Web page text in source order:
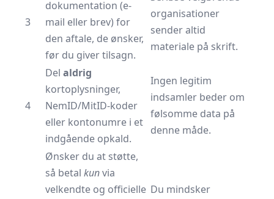
3
dokumentation (e-
mail eller brev) for
den aftale, de ønsker,
før du giver tilsagn.
organisationer
sender altid
materiale på skrift.
4
Del aldrig
kortoplysninger,
NemID/MitID-koder
eller kontonumre i et
indgående opkald.
Ingen legitim
indsamler beder om
følsomme data på
denne måde.
Ønsker du at støtte,
så betal kunvia
velkendte og officielle Du mindsker